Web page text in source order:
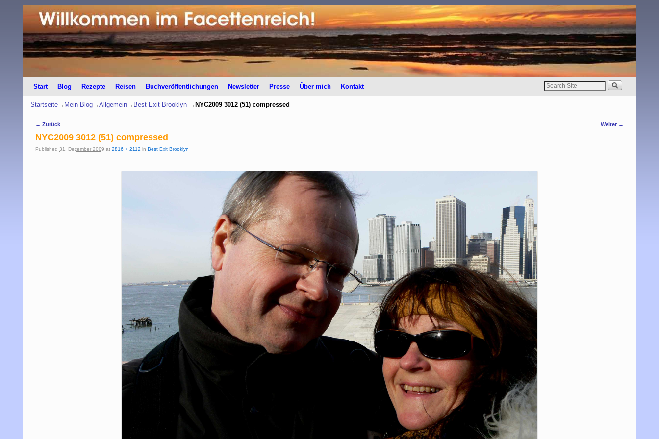
Zum Inhalt wechseln
Zum sekundären Inhalt wechseln
Start Blog Rezepte Reisen Buchveröffentlichungen Newsletter Presse Über mich Kontakt
Startseite→ Mein Blog→Allgemein→ Best Exit Brooklyn → NYC2009 3012 (51) compressed
Bilder-Navigation
← Zurück Weiter →
NYC2009 3012 (51) compressed
Published 31. Dezember 2009 at 2816 × 2112 in Best Exit Brooklyn